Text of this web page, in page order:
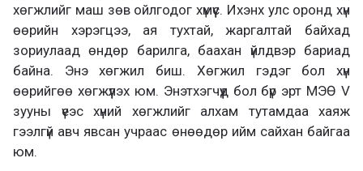
хөгжлийг маш зөв ойлгодог хүмүүс. Ихэнх улс оронд хүн
өөрийн хэрэгцээ, ая тухтай, жаргалтай байхад
зориулаад өндөр барилга, баахан үйлдвэр бариад
байна. Энэ хөгжил биш. Хөгжил гэдэг бол хүн
өөрийгөө хөгжүүлэх юм. Энэтхэгчүүд бол бүр эрт МЭӨ V
зууны үеэс хүний хөгжлийг алхам тутамдаа хаяж
гээлгүй авч явсан учраас өнөөдөр ийм сайхан байгаа
юм.